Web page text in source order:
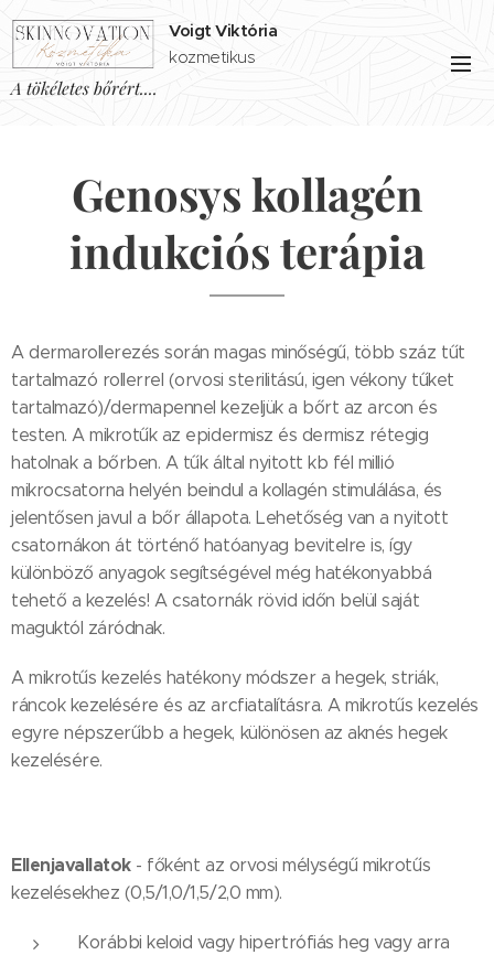
Voigt Viktória
kozmetikus
A tökéletes bőrért....
Genosys kollagén
indukciós terápia
A dermarollerezés során magas minőségű, több száz tűt
tartalmazó rollerrel (orvosi sterilitású, igen vékony tűket
tartalmazó)/dermapennel kezeljük a bőrt az arcon és
testen. A mikrotűk az epidermisz és dermisz rétegig
hatolnak a bőrben. A tűk által nyitott kb fél millió
mikrocsatorna helyén beindul a kollagén stimulálása, és
jelentősen javul a bőr állapota. Lehetőség van a nyitott
csatornákon át történő hatóanyag bevitelre is, így
különböző anyagok segítségével még hatékonyabbá
tehető a kezelés! A csatornák rövid időn belül saját
maguktól záródnak.
A mikrotűs kezelés hatékony módszer a hegek, striák,
ráncok kezelésére és az arcfiatalításra. A mikrotűs kezelés
egyre népszerűbb a hegek, különösen az aknés hegek
kezelésére.
Ellenjavallatok- főként az orvosi mélységű mikrotűs
kezelésekhez (0,5/1,0/1,5/2,0 mm).
Korábbi keloid vagy hipertrófiás heg vagy arra